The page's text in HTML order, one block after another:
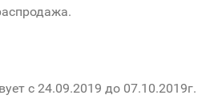
с 24.09.2019 до 07.10.2019г.